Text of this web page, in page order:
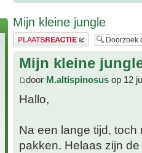
Mijn kleine jungle
Plaats een reactie
Mijn kleine
door M.altispinosus op 12
Hallo,
Na een lange tijd,
pakken. Helaas zijn